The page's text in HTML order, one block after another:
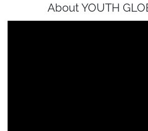
About YOUTH